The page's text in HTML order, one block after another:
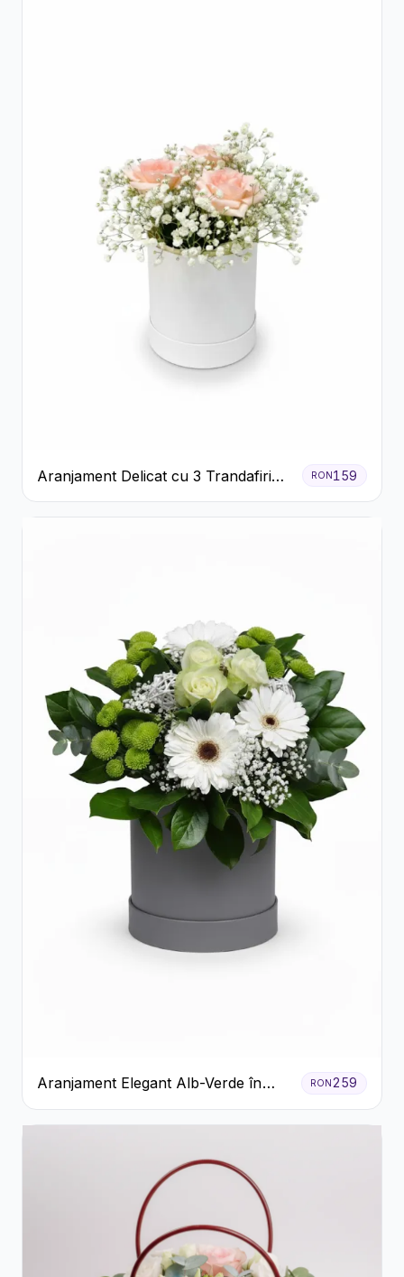
Aranjament Delicat cu 3 Trandafiri
Roz în Cutie Albă
RON159
Aranjament Elegant Alb-Verde în
Cutie Gri
RON259